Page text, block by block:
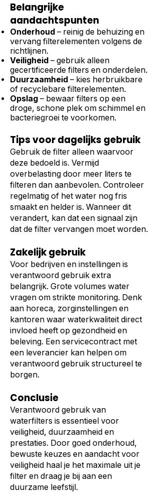
Belangrijke
aandachtspunten
Onderhoud – reinig de behuizing en
vervang filterelementen volgens de
richtlijnen.
Veiligheid – gebruik alleen
gecertificeerde filters en onderdelen.
Duurzaamheid – kies herbruikbare
of recyclebare filterelementen.
Opslag – bewaar filters op een
droge, schone plek om schimmel en
bacteriegroei te voorkomen.
Tips voor dagelijks gebruik
Gebruik de filter alleen waarvoor
deze bedoeld is. Vermijd
overbelasting door meer liters te
filteren dan aanbevolen. Controleer
regelmatig of het water nog fris
smaakt en helder is. Wanneer dit
verandert, kan dat een signaal zijn
dat de filter vervangen moet worden.
Zakelijk gebruik
Voor bedrijven en instellingen is
verantwoord gebruik extra
belangrijk. Grote volumes water
vragen om strikte monitoring. Denk
aan horeca, zorginstellingen en
kantoren waar waterkwaliteit direct
invloed heeft op gezondheid en
beleving. Een servicecontract met
een leverancier kan helpen om
verantwoord gebruik structureel te
borgen.
Conclusie
Verantwoord gebruik van
waterfilters is essentieel voor
veiligheid, duurzaamheid en
prestaties. Door goed onderhoud,
bewuste keuzes en aandacht voor
veiligheid haal je het maximale uit je
filter en draag je bij aan een
duurzame leefstijl.